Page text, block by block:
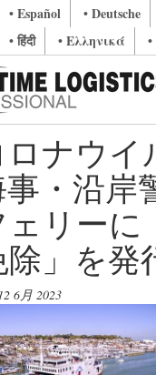
• Español • Deutsche
• हिंदी • Ελληνικά
ナウイ
・沿岸
ェリーに
」を発
6月 2023